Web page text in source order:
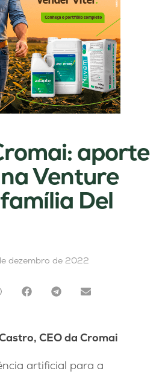
aporte
Venture
Del
dezembro de 2022
CEO da Cromai
artificial para a